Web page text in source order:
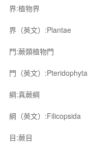
界:植物界
界（英文）:Plantae
門:蕨類植物門
門（英文）:Pteridophyta
綱:真蕨綱
綱（英文）:Filicopsida
目:蕨目